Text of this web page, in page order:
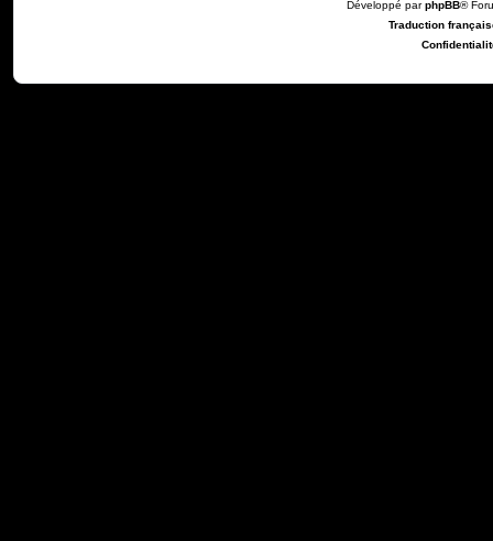
Développé parphpBB®
Traduction